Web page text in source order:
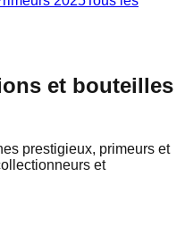
et bouteilles
prestigieux, primeurs et
et